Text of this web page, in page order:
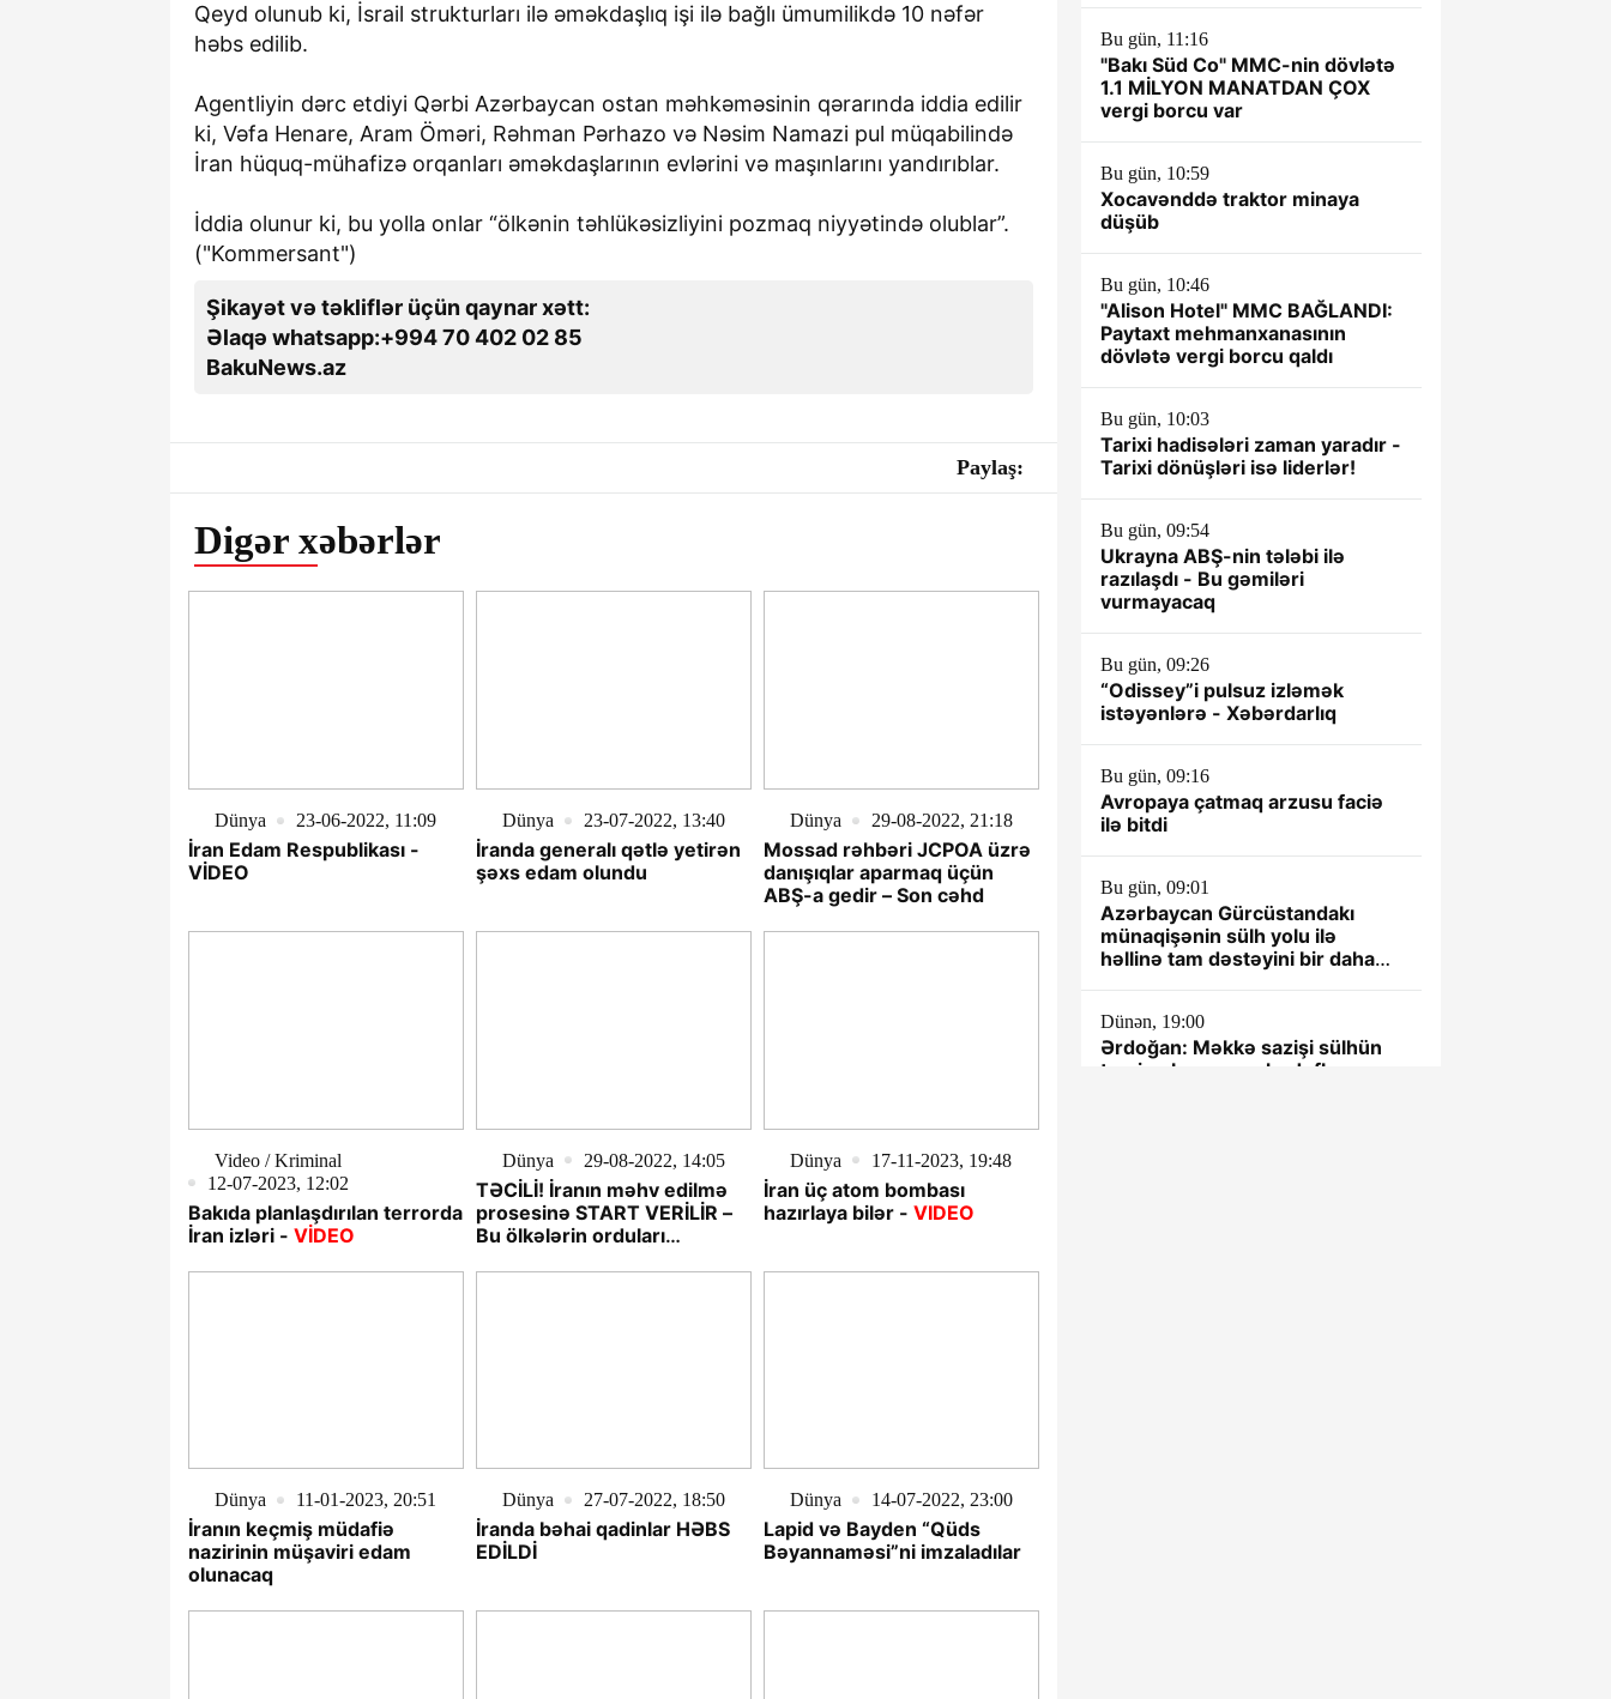
Qeyd olunub ki, İsrail strukturları ilə əməkdaşlıq işi ilə bağlı ümumilikdə 10 nəfər
həbs edilib.
Agentliyin dərc etdiyi Qərbi Azərbaycan ostan məhkəməsinin qərarında iddia edilir
ki, Vəfa Henare, Aram Öməri, Rəhman Pərhazo və Nəsim Namazi pul müqabilində
İran hüquq-mühafizə orqanları əməkdaşlarının evlərini və maşınlarını yandırıblar.
İddia olunur ki, bu yolla onlar “ölkənin təhlükəsizliyini pozmaq niyyətində olublar”.
("Kommersant")
Şikayət və təkliflər üçün qaynar xətt:
Əlaqə whatsapp:+994 70 402 02 85
BakuNews.az
Paylaş:
Digər xəbərlər
Dünya 23-06-2022, 11:09
İran Edam Respublikası -
VİDEO
Dünya 23-07-2022, 13:40
İranda generalı qətlə yetirən
şəxs edam olundu
Dünya 29-08-2022, 21:18
Mossad rəhbəri JCPOA üzrə
danışıqlar aparmaq üçün
ABŞ-a gedir – Son cəhd
Video / Kriminal
12-07-2023, 12:02
Bakıda planlaşdırılan terrorda
İran izləri - VİDEO
Dünya 29-08-2022, 14:05
TƏCİLİ! İranın məhv edilmə
prosesinə START VERİLİR –
Bu ölkələrin orduları
Dünya 17-11-2023, 19:48
İran üç atom bombası
hazırlaya bilər - VIDEO
Dünya 11-01-2023, 20:51
İranın keçmiş müdafiə
nazirinin müşaviri edam
olunacaq
Dünya 27-07-2022, 18:50
İranda bəhai qadinlar HƏBS
EDİLDİ
Dünya 14-07-2022, 23:00
Lapid və Bayden “Qüds
Bəyannaməsi”ni imzaladılar
Bu gün, 11:16
"Bakı Süd Co" MMC-nin dövlətə
1.1 MİLYON MANATDAN ÇOX
vergi borcu var
Bu gün, 10:59
Xocavənddə traktor minaya
düşüb
Bu gün, 10:46
"Alison Hotel" MMC BAĞLANDI:
Paytaxt mehmanxanasının
dövlətə vergi borcu qaldı
Bu gün, 10:03
Tarixi hadisələri zaman yaradır -
Tarixi dönüşləri isə liderlər!
Bu gün, 09:54
Ukrayna ABŞ-nin tələbi ilə
razılaşdı - Bu gəmiləri
vurmayacaq
Bu gün, 09:26
“Odissey”i pulsuz izləmək
istəyənlərə - Xəbərdarlıq
Bu gün, 09:16
Avropaya çatmaq arzusu faciə
ilə bitdi
Bu gün, 09:01
Azərbaycan Gürcüstandakı
münaqişənin sülh yolu ilə
həllinə tam dəstəyini bir daha
Dünən, 19:00
Ərdoğan: Məkkə sazişi sülhün
təmin olunmasını hədəfləyən